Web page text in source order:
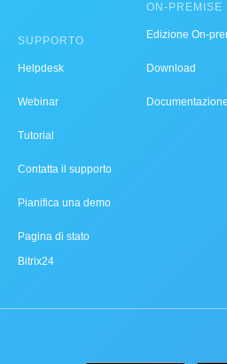
SUPPORTO
Helpdesk
Webinar
Tutorial
Contatta il supporto
Pianifica una demo
Pagina di stato
Bitrix24
ON-PREMISE
Edizione On-
Download
Documentazione